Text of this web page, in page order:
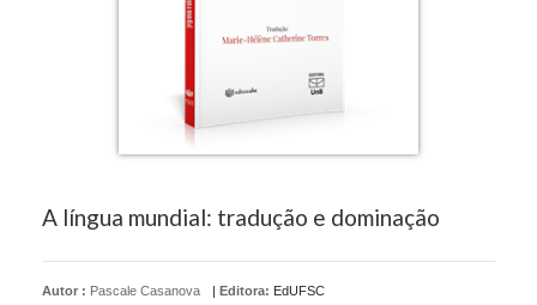
A língua mundial: tradução e dominação
Autor : Pascale Casanova | Editora: EdUFSC